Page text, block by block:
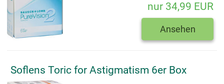
nur 34,99 EUR
Ansehen
Soflens Toric for Astigmatism 6er Box